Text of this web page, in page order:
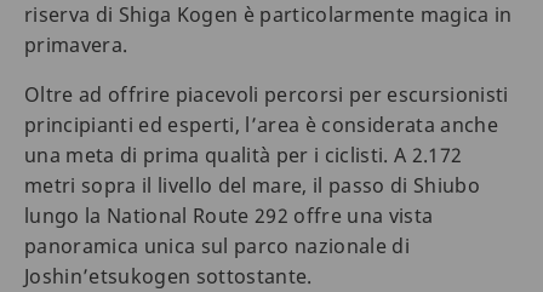
riserva di Shiga Kogen è particolarmente magica in
primavera.
Oltre ad offrire piacevoli percorsi per escursionisti
principianti ed esperti, l’area è considerata anche
una meta di prima qualità per i ciclisti. A 2.172
metri sopra il livello del mare, il passo di Shiubo
lungo la National Route 292 offre una vista
panoramica unica sul parco nazionale di
Joshin’etsukogen sottostante.